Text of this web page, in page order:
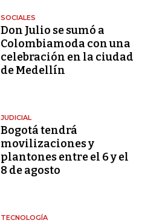
SOCIALES
Don Julio se sumó a
Colombiamoda con una
celebración en la ciudad
de Medellín
JUDICIAL
Bogotá tendrá
movilizaciones y
plantones entre el 6 y el
8 de agosto
TECNOLOGÍA